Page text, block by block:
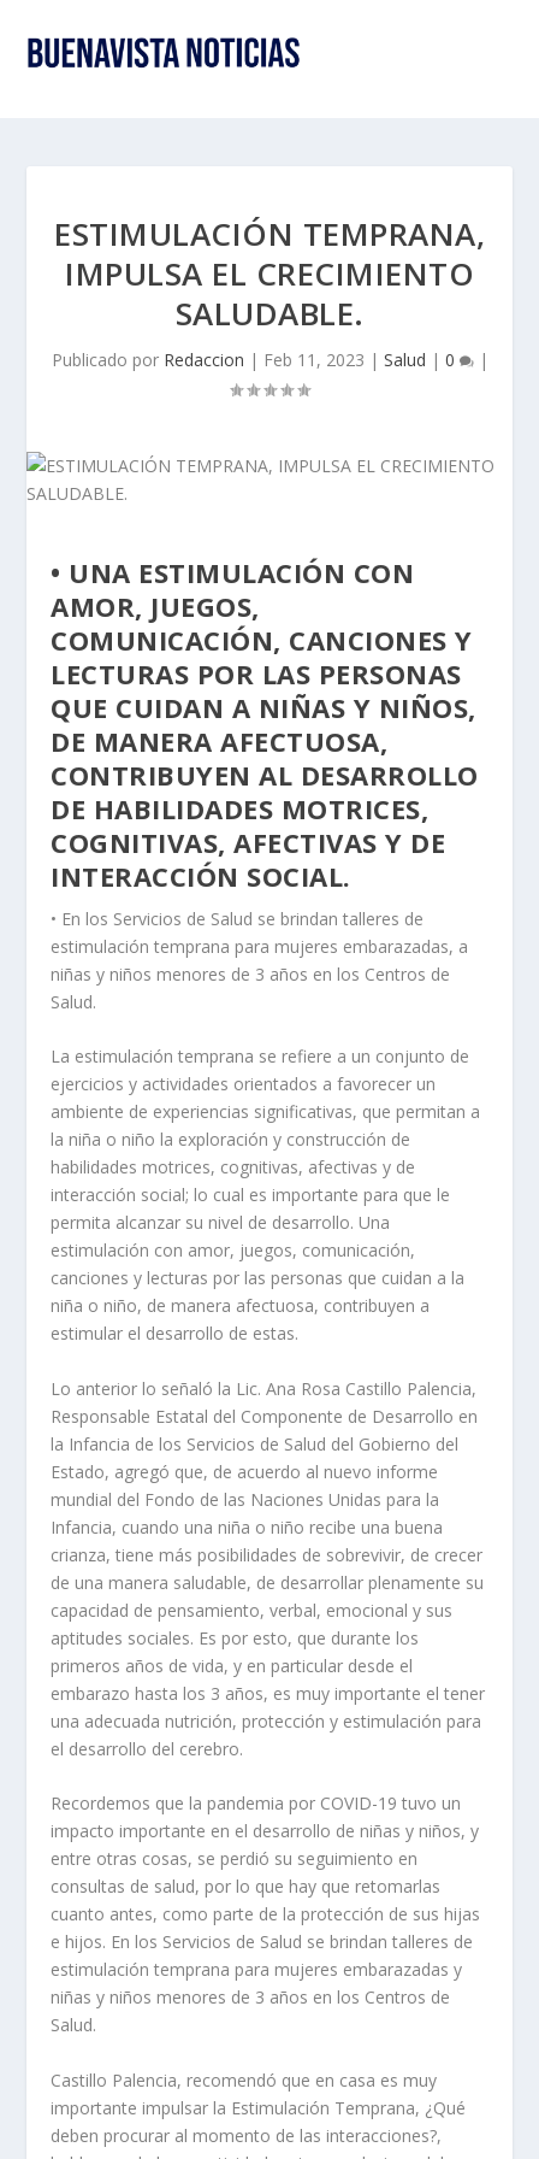
ESTIMULACIÓN TEMPRANA,
IMPULSA EL CRECIMIENTO
SALUDABLE.
Publicado por Redaccion | Feb 11, 2023 | Salud | 0 |
• UNA ESTIMULACIÓN CON
AMOR, JUEGOS,
COMUNICACIÓN, CANCIONES Y
LECTURAS POR LAS PERSONAS
QUE CUIDAN A NIÑAS Y NIÑOS,
DE MANERA AFECTUOSA,
CONTRIBUYEN AL DESARROLLO
DE HABILIDADES MOTRICES,
COGNITIVAS, AFECTIVAS Y DE
INTERACCIÓN SOCIAL.
• En los Servicios de Salud se brindan talleres de
estimulación temprana para mujeres embarazadas, a
niñas y niños menores de 3 años en los Centros de
Salud.
La estimulación temprana se refiere a un conjunto de
ejercicios y actividades orientados a favorecer un
ambiente de experiencias significativas, que permitan a
la niña o niño la exploración y construcción de
habilidades motrices, cognitivas, afectivas y de
interacción social; lo cual es importante para que le
permita alcanzar su nivel de desarrollo. Una
estimulación con amor, juegos, comunicación,
canciones y lecturas por las personas que cuidan a la
niña o niño, de manera afectuosa, contribuyen a
estimular el desarrollo de estas.
Lo anterior lo señaló la Lic. Ana Rosa Castillo Palencia,
Responsable Estatal del Componente de Desarrollo en
la Infancia de los Servicios de Salud del Gobierno del
Estado, agregó que, de acuerdo al nuevo informe
mundial del Fondo de las Naciones Unidas para la
Infancia, cuando una niña o niño recibe una buena
crianza, tiene más posibilidades de sobrevivir, de crecer
de una manera saludable, de desarrollar plenamente su
capacidad de pensamiento, verbal, emocional y sus
aptitudes sociales. Es por esto, que durante los
primeros años de vida, y en particular desde el
embarazo hasta los 3 años, es muy importante el tener
una adecuada nutrición, protección y estimulación para
el desarrollo del cerebro.
Recordemos que la pandemia por COVID-19 tuvo un
impacto importante en el desarrollo de niñas y niños, y
entre otras cosas, se perdió su seguimiento en
consultas de salud, por lo que hay que retomarlas
cuanto antes, como parte de la protección de sus hijas
e hijos. En los Servicios de Salud se brindan talleres de
estimulación temprana para mujeres embarazadas y
niñas y niños menores de 3 años en los Centros de
Salud.
Castillo Palencia, recomendó que en casa es muy
importante impulsar la Estimulación Temprana, ¿Qué
deben procurar al momento de las interacciones?,